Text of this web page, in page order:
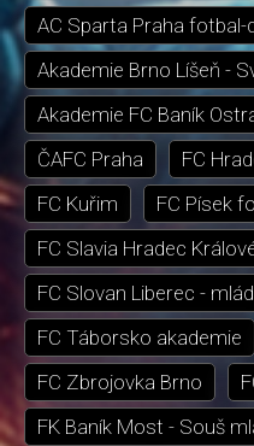
AC Sparta Praha fotbal-
Akademie Brno Líšeň -
Akademie FC Baník
ČAFC Praha
FC
FC Kuřim
FC Písek
FC Slavia Hradec
FC Slovan Liberec -
FC Táborsko akademie
FC Zbrojovka Brno
FK Baník Most - Souš